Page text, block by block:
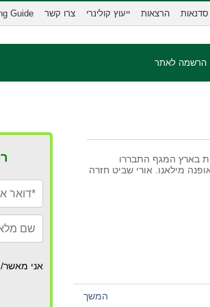
סדנאות הרצאות ייעוץ קולינרי צרו קשר Guide
הרשמה לאתר
בארץ המגף התבררו
מילאנו. אורי שביט חזרה
המשך
אני מאשר/